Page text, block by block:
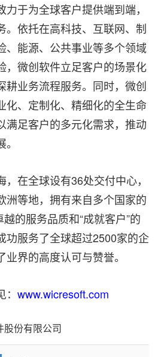
于为全球客户提供端到端，
。依托在高科技、互联网、制
、能源、公共事业等多个领域
，微创软件立足客户的场景化
耕业务流程服务。同时，微创
化、定制化、精细化的全生命
满足客户的多元化需求，推动
在全球设有36处交付中心，
洲等地，拥有来自多个国家的
的服务品质和“成就客户”的
功服务了全球超过2500家的企
界的高度认可与赞誉。
www.wicresoft.com
股份有限公司